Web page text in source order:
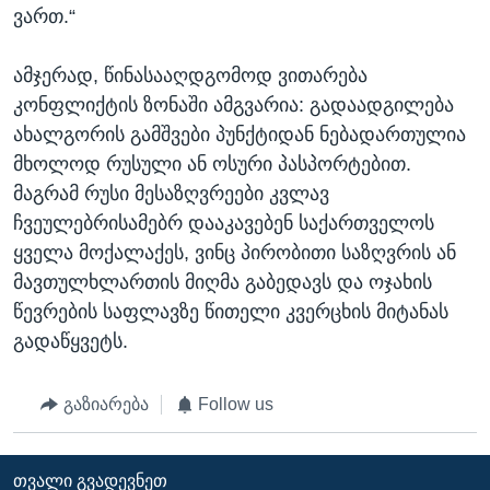
ვართ.“
ამჯერად, წინასააღდგომოდ ვითარება
კონფლიქტის ზონაში ამგვარია: გადაადგილება
ახალგორის გამშვები პუნქტიდან ნებადართულია
მხოლოდ რუსული ან ოსური პასპორტებით.
მაგრამ რუსი მესაზღვრეები კვლავ
ჩვეულებრისამებრ დააკავებენ საქართველოს
ყველა მოქალაქეს, ვინც პირობითი საზღვრის ან
მავთულხლართის მიღმა გაბედავს და ოჯახის
წევრების საფლავზე წითელი კვერცხის მიტანას
გადაწყვეტს.
გაზიარება Follow us
ᲗᲕᲐᲚᲘ ᲒᲕᲐᲓᲔᲕᲜᲔᲗ